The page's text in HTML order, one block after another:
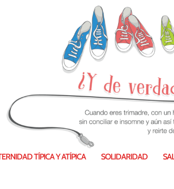
TÍPICA Y ATÍPICA SOLIDARIDAD
beneficios del aburrimiento en